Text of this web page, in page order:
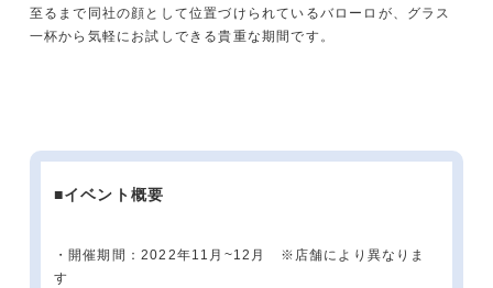
至るまで同社の顔として位置づけられているバローロが、グラス
一杯から気軽にお試しできる貴重な期間です。
■イベント概要
・ 開催期間：2022年11月~12月 ※店舗により異なりま
す